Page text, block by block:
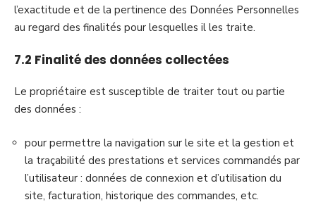
l’exactitude et de la pertinence des Données Personnelles
au regard des finalités pour lesquelles il les traite.
7.2 Finalité des données collectées
Le propriétaire est susceptible de traiter tout ou partie
des données :
pour permettre la navigation sur le site et la gestion et
la traçabilité des prestations et services commandés par
l’utilisateur : données de connexion et d’utilisation du
site, facturation, historique des commandes, etc.